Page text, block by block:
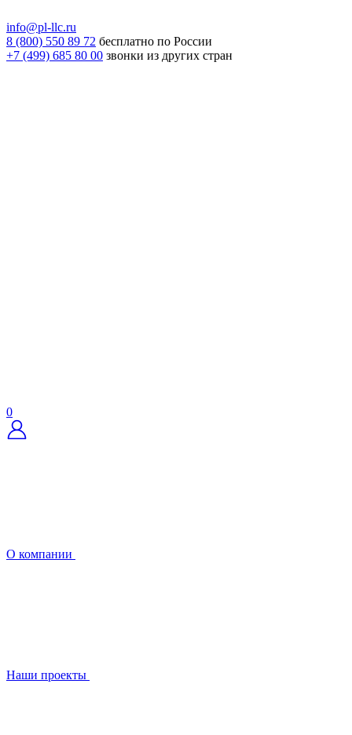
info@pl-llc.ru
8 (800) 550 89 72 бесплатно по России
+7 (499) 685 80 00 звонки из других стран
0
О компании
Наши проекты